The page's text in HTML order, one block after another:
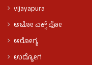
vijayapura
ಆಟೋ ಎಕ್ಸ್ ಪೋ
ಆರೋಗ್ಯ
ಉದ್ಯೋಗ